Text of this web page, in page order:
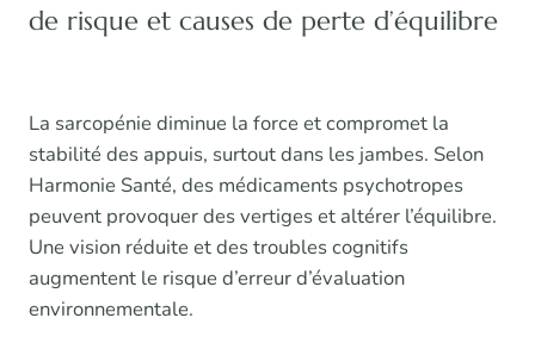
de risque et causes de perte d’équilibre
La sarcopénie diminue la force et compromet la
stabilité des appuis, surtout dans les jambes. Selon
Harmonie Santé, des médicaments psychotropes
peuvent provoquer des vertiges et altérer l’équilibre.
Une vision réduite et des troubles cognitifs
augmentent le risque d’erreur d’évaluation
environnementale.